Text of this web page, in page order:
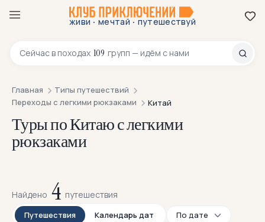
живи · мечтай · путешествуй
Сейчас в походах 109 групп — идём с нами
8 800 200-70-23
Главная
Типы путешествий
Переходы с легкими рюкзаками
Китай
Туры по Китаю с легкими
рюкзаками
Найдено 4 путешествия
Путешествия Календарь дат